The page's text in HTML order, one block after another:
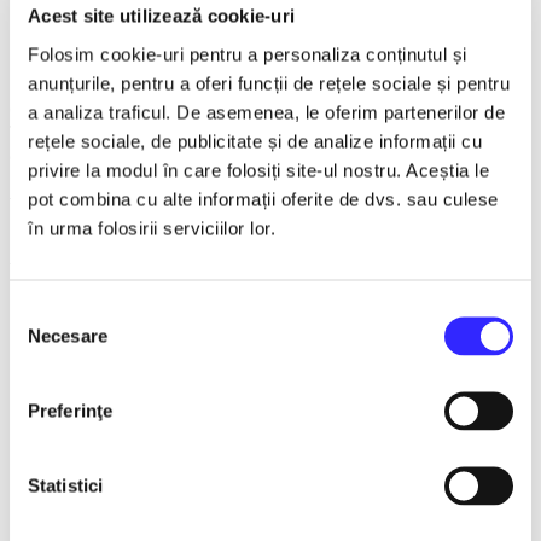
Acest site utilizează cookie-uri
Folosim cookie-uri pentru a personaliza conținutul și
anunțurile, pentru a oferi funcții de rețele sociale și pentru
a analiza traficul. De asemenea, le oferim partenerilor de
rețele sociale, de publicitate și de analize informații cu
privire la modul în care folosiți site-ul nostru. Aceștia le
pot combina cu alte informații oferite de dvs. sau culese
în urma folosirii serviciilor lor.
consimțământului
Necesare
Preferinţe
Statistici
📅 Date:October 23, 2026🕕 Time:6:00 PM
On October 23, 2026, from6:00 PM,the Polyvalent Hall in
Târgoviștebecomes the host of an exceptional folklore
event, dedicated to lovers of authentic Romanian traditions.
🌟 Beloved folk music artists will take the stage:
🎶 Elisabeta Turcu Juverdeanu
🎶 Ilie Caraș
🎶 Maria Ghinea
🎶 George Mărgineanu
🎶 Valentin Grigorescu